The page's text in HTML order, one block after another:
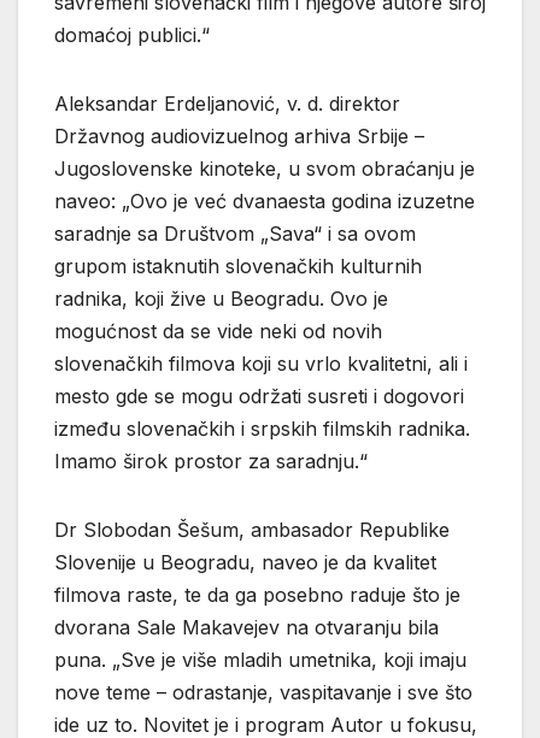
domaćoj publici.“
Aleksandar Erdeljanović, v. d. direktor
Državnog audiovizuelnog arhiva Srbije –
Jugoslovenske kinoteke, u svom obraćanju je
naveo: „Ovo je već dvanaesta godina izuzetne
saradnje sa Društvom „Sava“ i sa ovom
grupom istaknutih slovenačkih kulturnih
radnika, koji žive u Beogradu. Ovo je
mogućnost da se vide neki od novih
slovenačkih filmova koji su vrlo kvalitetni, ali i
mesto gde se mogu održati susreti i dogovori
između slovenačkih i srpskih filmskih radnika.
Imamo širok prostor za saradnju.“
Dr Slobodan Šešum, ambasador Republike
Slovenije u Beogradu, naveo je da kvalitet
filmova raste, te da ga posebno raduje što je
dvorana Sale Makavejev na otvaranju bila
puna. „Sve je više mladih umetnika, koji imaju
nove teme – odrastanje, vaspitavanje i sve što
ide uz to. Novitet je i program Autor u fokusu,